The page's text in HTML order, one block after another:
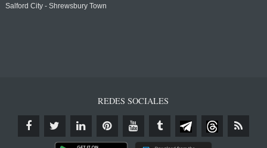
Salford City - Shrewsbury Town
REDES SOCIALES